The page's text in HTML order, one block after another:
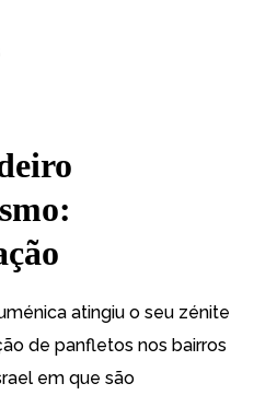
atingiu o seu zénite
de panfletos nos bairros
em que são